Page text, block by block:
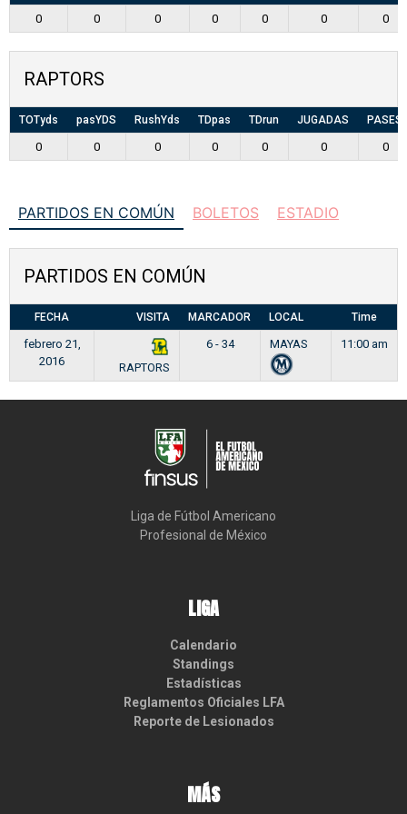
0 0 0 0 0 0 0
RAPTORS
TOTyds pasYDS RushYds TDpas TDrun JUGADAS PASES
0 0 0 0 0 0 0
PARTIDOS EN COMÚN BOLETOS ESTADIO
PARTIDOS EN COMÚN
FECHA VISITA MARCADOR LOCAL Time
febrero 21,
2016
RAPTORS
6 - 34 MAYAS 11:00 am
Liga de Fútbol Americano
Profesional de México
LIGA
Calendario
Standings
Estadísticas
Reglamentos Oficiales LFA
Reporte de Lesionados
MÁS